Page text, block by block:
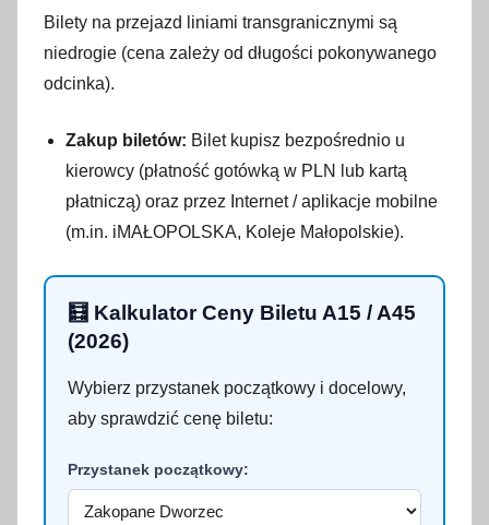
Bilety na przejazd liniami transgranicznymi są
niedrogie (cena zależy od długości pokonywanego
odcinka).
Zakup biletów: Bilet kupisz bezpośrednio u
kierowcy (płatność gotówką w PLN lub kartą
płatniczą) oraz przez Internet / aplikacje mobilne
(m.in. iMAŁOPOLSKA, Koleje Małopolskie).
🧮 Kalkulator Ceny Biletu A15 / A45
(2026)
Wybierz przystanek początkowy i docelowy,
aby sprawdzić cenę biletu:
Przystanek początkowy: